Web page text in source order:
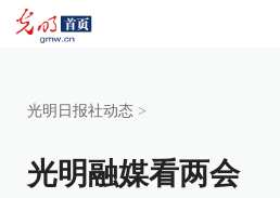
光明日报社动态 >
光明融媒看两会